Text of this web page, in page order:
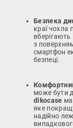
Безпека
краї чохла
з
смартфон
безпеці.
може бути
dikocase
яке
надійно